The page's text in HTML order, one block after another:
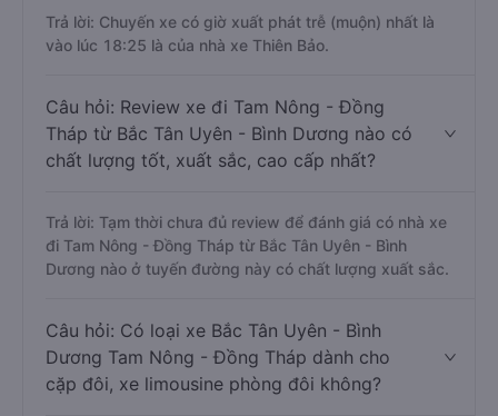
Trả lời: Chuyến xe có giờ xuất phát trễ (muộn) nhất là
vào lúc 18:25 là của nhà xe Thiên Bảo.
Câu hỏi: Review xe đi Tam Nông - Đồng
Tháp từ Bắc Tân Uyên - Bình Dương nào có
chất lượng tốt, xuất sắc, cao cấp nhất?
Trả lời: Tạm thời chưa đủ review để đánh giá có nhà xe
đi Tam Nông - Đồng Tháp từ Bắc Tân Uyên - Bình
Dương nào ở tuyến đường này có chất lượng xuất sắc.
Câu hỏi: Có loại xe Bắc Tân Uyên - Bình
Dương Tam Nông - Đồng Tháp dành cho
cặp đôi, xe limousine phòng đôi không?